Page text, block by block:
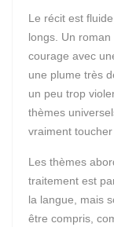
Le récit est
longs. Un
courage avec
une plume très
un peu trop
thèmes
vraiment toucher
Les thèmes
traitement est
la langue, mais
être compris,